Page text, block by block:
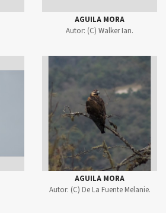
AGUILA MORA
Autor: (C) Walker Ian.
AGUILA MORA
Autor: (C) De La Fuente Melanie.